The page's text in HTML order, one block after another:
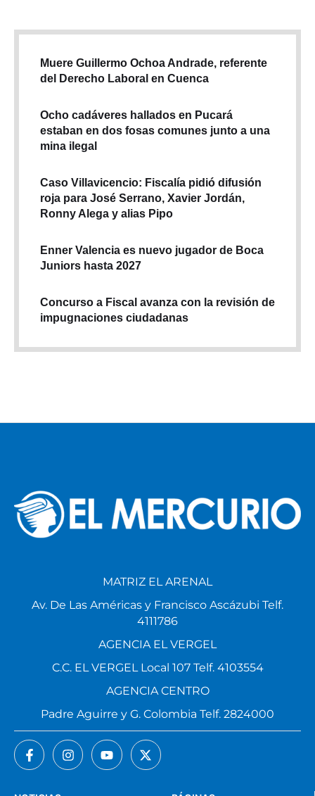
Muere Guillermo Ochoa Andrade, referente
del Derecho Laboral en Cuenca
Ocho cadáveres hallados en Pucará
estaban en dos fosas comunes junto a una
mina ilegal
Caso Villavicencio: Fiscalía pidió difusión
roja para José Serrano, Xavier Jordán,
Ronny Alega y alias Pipo
Enner Valencia es nuevo jugador de Boca
Juniors hasta 2027
Concurso a Fiscal avanza con la revisión de
impugnaciones ciudadanas
MATRIZ EL ARENAL
Av. De Las Américas y Francisco Ascázubi Telf.
4111786
AGENCIA EL VERGEL
C.C. EL VERGEL Local 107 Telf. 4103554
AGENCIA CENTRO
Padre Aguirre y G. Colombia Telf. 2824000